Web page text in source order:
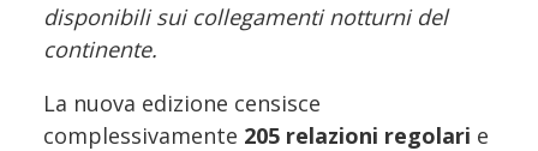
disponibili sui collegamenti notturni del
continente.
La nuova edizione censisce
complessivamente 205 relazioni regolari e